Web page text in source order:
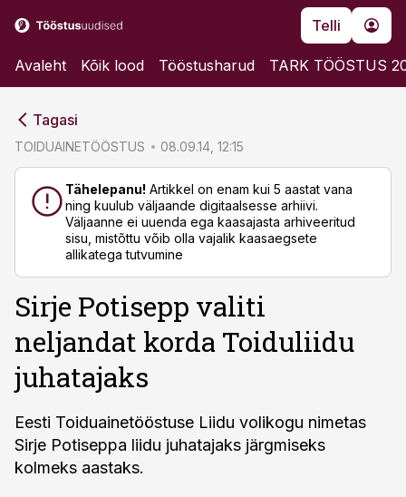
Telli
Avaleht Kõik lood Tööstusharud TARK TÖÖSTUS
Tagasi
TOIDUAINETÖÖSTUS 08.09.14, 12:15
Tähelepanu! Artikkel on enam kui 5 aastat vana
ning kuulub väljaande digitaalsesse arhiivi.
Väljaanne ei uuenda ega kaasajasta arhiveeritud
sisu, mistõttu võib olla vajalik kaasaegsete
allikatega tutvumine
Sirje Potisepp valiti
neljandat korda Toiduliidu
juhatajaks
Eesti Toiduainetööstuse Liidu volikogu nimetas
Sirje Potiseppa liidu juhatajaks järgmiseks
kolmeks aastaks.